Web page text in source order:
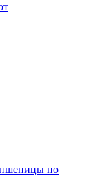
пшеницы по